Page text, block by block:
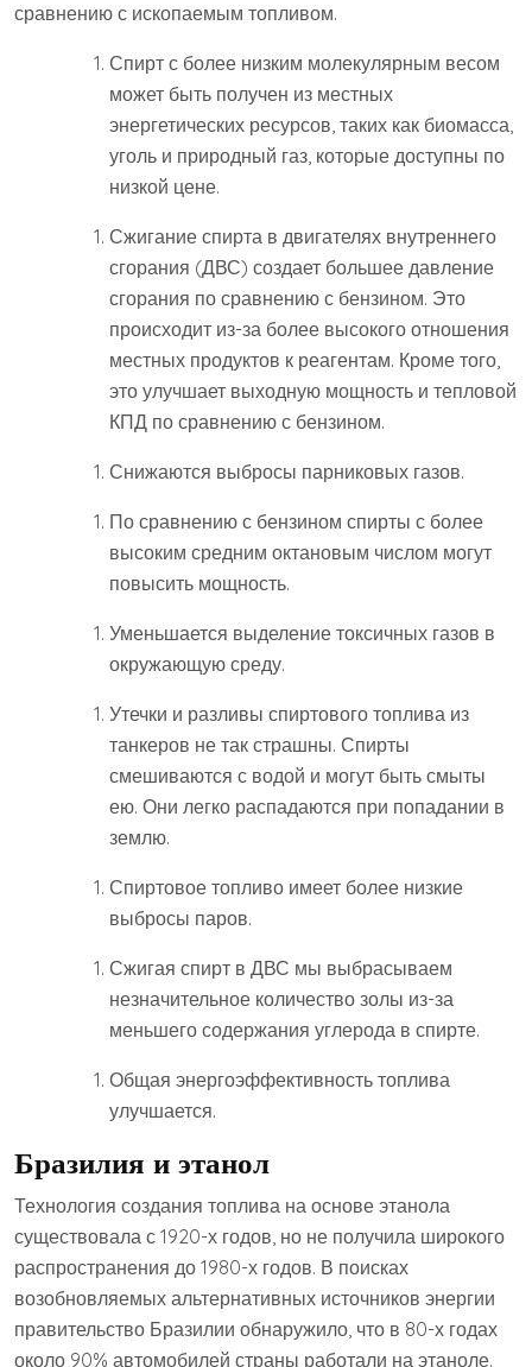
сравнению с ископаемым топливом.
Спирт с более низким молекулярным весом
может быть получен из местных
энергетических ресурсов, таких как биомасса,
уголь и природный газ, которые доступны по
низкой цене.
Сжигание спирта в двигателях внутреннего
сгорания (ДВС) создает большее давление
сгорания по сравнению с бензином. Это
происходит из-за более высокого отношения
местных продуктов к реагентам. Кроме того,
это улучшает выходную мощность и тепловой
КПД по сравнению с бензином.
Снижаются выбросы парниковых газов.
По сравнению с бензином спирты с более
высоким средним октановым числом могут
повысить мощность.
Уменьшается выделение токсичных газов в
окружающую среду.
Утечки и разливы спиртового топлива из
танкеров не так страшны. Спирты
смешиваются с водой и могут быть смыты
ею. Они легко распадаются при попадании в
землю.
Спиртовое топливо имеет более низкие
выбросы паров.
Сжигая спирт в ДВС мы выбрасываем
незначительное количество золы из-за
меньшего содержания углерода в спирте.
Общая энергоэффективность топлива
улучшается.
Бразилия и этанол
Технология создания топлива на основе этанола
существовала с 1920-х годов, но не получила широкого
распространения до 1980-х годов. В поисках
возобновляемых альтернативных источников энергии
правительство Бразилии обнаружило, что в 80-х годах
около 90% автомобилей страны работали на этаноле.